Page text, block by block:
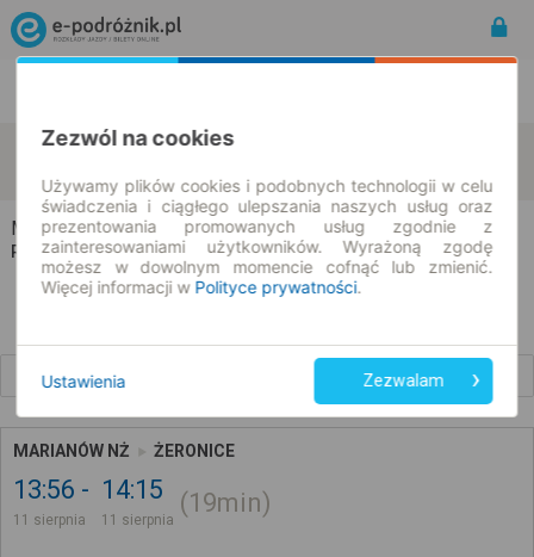
Marianów
Żeronice
11.08.2026 | -- : --
Marianów → Żeronice
Rozkład jazdy i bilety
MARIANÓW NŻ ŻERONICE
13:56
11 sierpnia
14:15
11 sierpnia
19min
Zezwól na cookies
Używamy plików cookies i podobnych technologii w celu
świadczenia i ciągłego ulepszania naszych usług oraz
prezentowania promowanych usług zgodnie z
zainteresowaniami użytkowników. Wyrażoną zgodę
możesz w dowolnym momencie cofnąć lub zmienić.
Więcej informacji w Polityce prywatności.
Ustawienia Zezwalam